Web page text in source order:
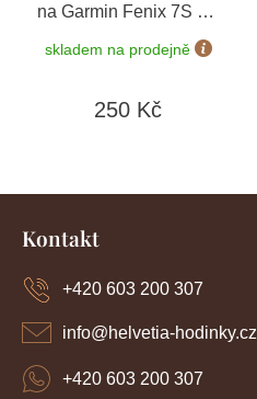
na Garmin Fenix 7S +
mikrovláknový hadřík
skladem na prodejně
250 Kč
Z
Kontakt
info@helvetia-hodinky.cz
+420 603 200 307
+420 603 200 307